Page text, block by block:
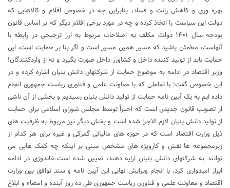
بهره وری و کاهش رانت و فساد، بنابراین چه در خصوص اقلام و کالاهایی که
دولت این سیاست را اتخاذ کرده و چه در مورد برخی اقلام دیگر که بر اساس قانون
بودجه سال ۱۴۰۱ دولت مکلف به اصلاحات مربوط به ارز ترجیحی در رابطه با
آنهاست، مطمئن باشید که مسیر همین مسیر است و اگر بنا بر حمایت است، این
حمایت باید از تولید کننده داخل و کشاورز داخل صورت بگیرد و نه از واردکنندگان!
وزیر اقتصاد در ادامه به موضوع حمایت از شرکتهای دانش بنیان اشاره کرده و در
این خصوص گفت: با تعاملی که با معاونت علمی و فناوری ریاست جمهوری انجام
داده ایم به یک آیین نامه حمایت از تولید دانش بنیان رسیدیم و بخشی از آن ناشی
از تصویب قانون جدیدی است که اخیراً توسط مجلس شورای اسلامی برای حمایت
از تولید دانش بنیان لازم الاجرا شده است و بخش دیگر نیز مربوط به ظرفیت های
ذیل وزارت اقتصاد است که در حوزه های مالیاتی گمرکی و غیره برای هر کدام از
زیرمجموعه ها نقش و کارویژه های مشخص مبنی بر اینکه چه کمک هایی می
توانند به شرکتهای دانش بنیان ارایه دهند، تعیین شده است.خاندوزی در ادامه
ابراز امیدواری کرد، با انجام ویرایش نهایی این آیین نامه و سند توافق بین وزارت
اقتصاد و معاونت علمی و فناوری ریاست جمهوری طی ده روز آینده و امضاء و ابلاغ